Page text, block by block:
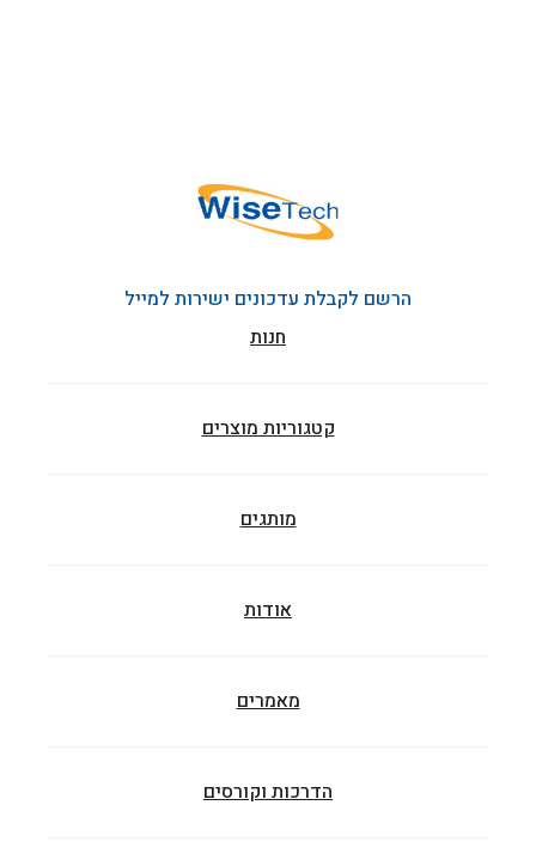
הרשם לקבלת עדכונים ישירות למייל
חנות
קטגוריות מוצרים
מותגים
אודות
מאמרים
הדרכות וקורסים